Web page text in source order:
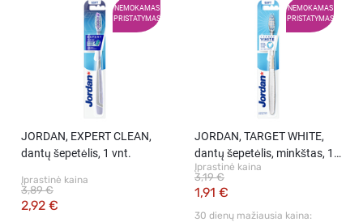
NEMOKAMAS
PRISTATYMAS
JORDAN, EXPERT CLEAN,
dantų šepetėlis, 1 vnt.
Įprastinė kaina
2,92 €
3,89 €
NEMOKAMAS
PRISTATYMAS
JORDAN, TARGET WHITE,
dantų šepetėlis, minkštas, 1
vnt.
Įprastinė kaina
1,91 €
3,19 €
30 dienų mažiausia kaina: